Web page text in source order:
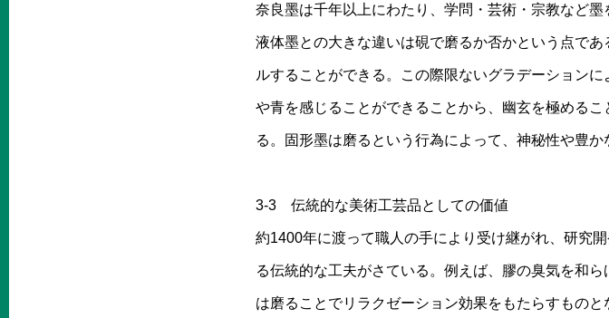
奈良墨は千年以上にわたり、学問・芸術・宗教など
液体墨との大きな違いは硯で磨るか否かという点で
ルすることができる。この際限ないグラデーション
や青を感じることができることから、幽玄を極める
る。固形墨は磨るという行為によって、神秘性や豊か
3-3 伝統的な美術工芸品としての価値
約1400年に渡って職人の手により受け継がれ、研究
る伝統的な工夫がさている。例えば、膠の臭気を和
は磨ることでリラクゼーション効果をもたらすもの